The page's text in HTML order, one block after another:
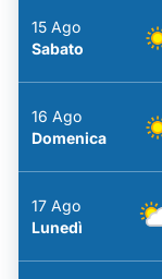
15 Ago
Sabato
16 Ago
Domenica
17 Ago
Lunedì